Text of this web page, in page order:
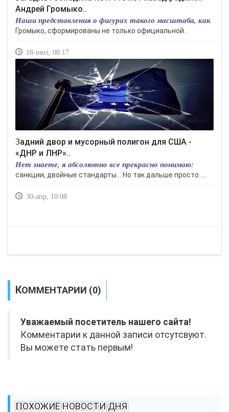
Андрей Громыко..
Наши представления о фигурах такого масштаба, как
Громыко, сформированы не только официальной..
18-июл, 08:17
Задний двор и мусорный полигон для США -
«ДНР и ЛНР»..
Нет знаете, я абсолютно все прекрасно понимаю:
санкции, двойные стандарты… Но так дальше просто…..
30-апр, 10:08
КОММЕНТАРИИ (0)
Уважаемый посетитель нашего сайта!
Комментарии к данной записи отсутсвуют.
Вы можете стать первым!
ПОХОЖИЕ НОВОСТИ ДНЯ